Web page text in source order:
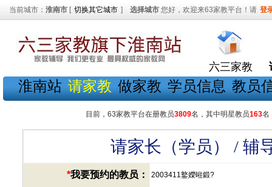
当前城市： 淮南市 [ 切换其它城市 ] 选择城市 您好，欢迎来63家教平台！请 登
六三家教
淮南站 请家教 做家教 学员信息 教员
目前，63家教平台在册教员3809名，其中明星教员163名
请家长（学员） / 辅
*我要预约的教员： 2003411鐜嬫暀鍛?